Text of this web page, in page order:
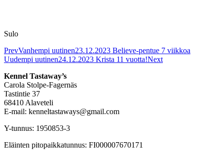
Sulo
PrevVanhempi uutinen23.12.2023 Believe-pentue 7 viikkoa
Uudempi uutinen24.12.2023 Krista 11 vuotta!Next
Kennel Tastaway’s
Carola Stolpe-Fagernäs
Tastintie 37
68410 Alaveteli
E-mail: kenneltastaways@gmail.com
Y-tunnus: 1950853-3
Eläinten pitopaikkatunnus: FI000007670171